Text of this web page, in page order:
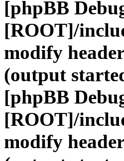
[phpBB
[ROOT]/
modify
(output
[phpBB
[ROOT]/
modify